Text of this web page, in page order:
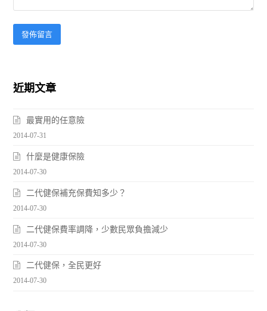
近期文章
最實用的任意險
2014-07-31
什麼是健康保險
2014-07-30
二代健保補充保費知多少？
2014-07-30
二代健保費率調降，少數民眾負擔減少
2014-07-30
二代健保，全民更好
2014-07-30